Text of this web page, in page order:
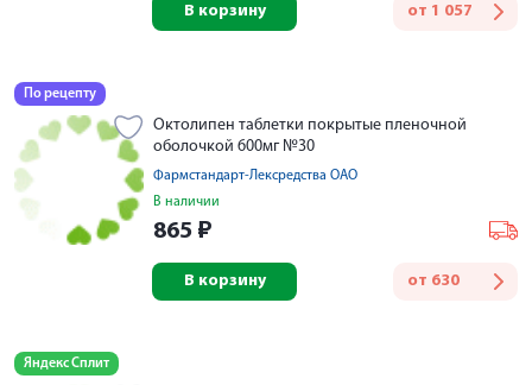
от 1 057
В корзину
По рецепту
Октолипен таблетки покрытые пленочной
оболочкой 600мг №30
Фармстандарт-Лексредства ОАО
В наличии
865 ₽
от 630
В корзину
Яндекс Сплит